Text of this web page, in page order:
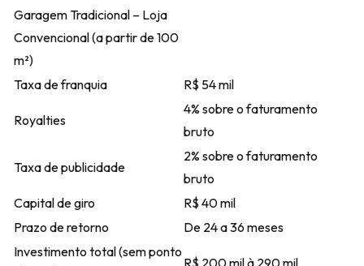
Garagem Tradicional – Loja
Convencional (a partir de 100
m²)
Taxa de franquia
R$ 54 mil
Royalties
4% sobre o faturamento
bruto
Taxa de publicidade
2% sobre o faturamento
bruto
Capital de giro
R$ 40 mil
Prazo de retorno
De 24 a 36 meses
Investimento total (sem ponto
R$ 200 mil à 290 mil